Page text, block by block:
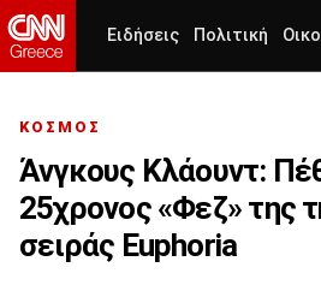
Ειδήσεις Πολιτική
ΚΟΣΜΟΣ
Άνγκους Κλάουντ:
25χρονος «Φεζ» της
σειράς Euphoria